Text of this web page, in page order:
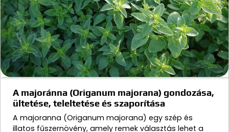
A majoránna (Origanum majorana) gondozása,
ültetése, teleltetése és szaporítása
A majoranna (Origanum majorana) egy szép és
illatos fűszernövény, amely remek választás lehet a